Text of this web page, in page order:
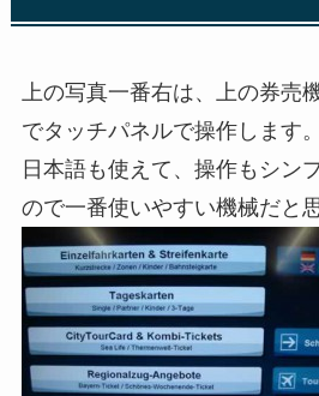
上の写真一番右は、上の券売
でタッチパネルで操作します。
日本語も使えて、操作もシン
ので一番使いやすい機械だと